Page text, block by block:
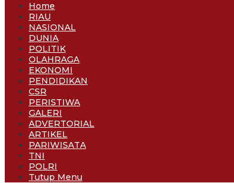
Home
RIAU
NASIONAL
DUNIA
POLITIK
OLAHRAGA
EKONOMI
PENDIDIKAN
CSR
PERISTIWA
GALERI
ADVERTORIAL
ARTIKEL
PARIWISATA
TNI
POLRI
Tutup Menu